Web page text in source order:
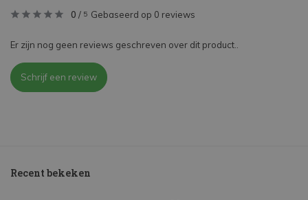
0 / 5 Gebaseerd op 0 reviews
Er zijn nog geen reviews geschreven over dit product..
Schrijf een review
Recent bekeken